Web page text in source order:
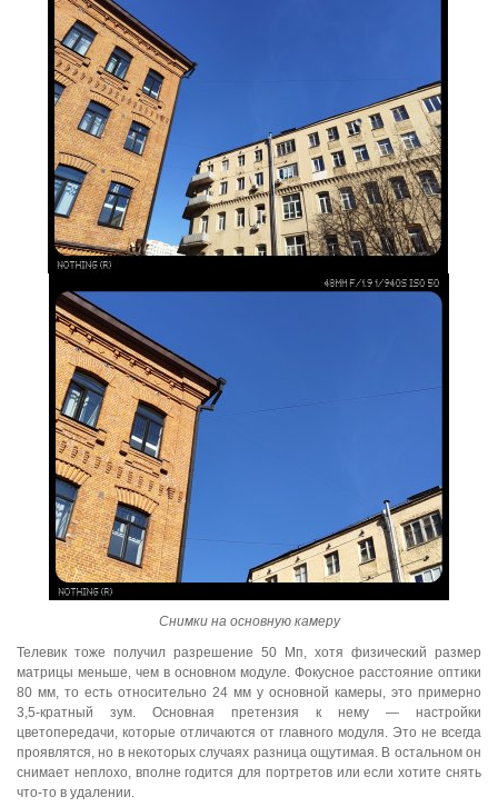
Снимки на основную камеру
Телевик тоже получил разрешение 50 Мп, хотя физический размер
матрицы меньше, чем в основном модуле. Фокусное расстояние оптики
80 мм, то есть относительно 24 мм у основной камеры, это примерно
3,5-кратный зум. Основная претензия к нему — настройки
цветопередачи, которые отличаются от главного модуля. Это не всегда
проявлятся, но в некоторых случаях разница ощутимая. В остальном он
снимает неплохо, вполне годится для портретов или если хотите снять
что-то в удалении.